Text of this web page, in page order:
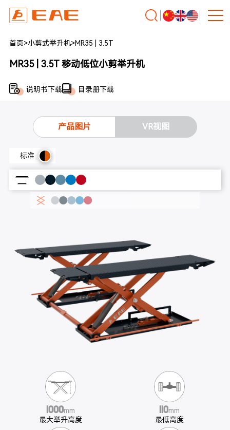
首页>小剪式举升机>MR35 | 3.5T
MR35 | 3.5T 移动低位小剪举升机
说明书下载 目录册下载
产品图片 VR视图
标准
1000mm
最大举升高度
110mm
最低高度